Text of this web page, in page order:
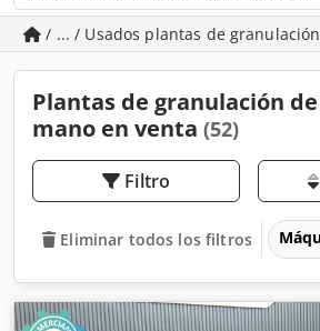
/ ... / Usados plantas de granulación
Plantas de granulación
mano en venta (52)
Filtro
Eliminar todos los filtros